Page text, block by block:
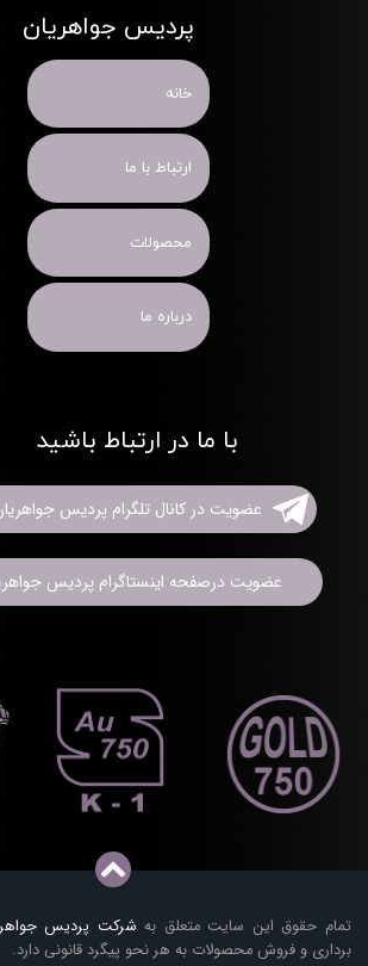
تمام حقوق این سایت متعلق به شرکت پردیس
برداری و فروش محصولات به هر نحو پیگرد قانونی دارد.
پردیس جواهریان
خانه
ارتباط با ما
محصولات
درباره ما
با ما در ارتباط باشید
عضویت در کانال تلگرام پردیس
عضویت درصفحه اینستاگرام پردیس